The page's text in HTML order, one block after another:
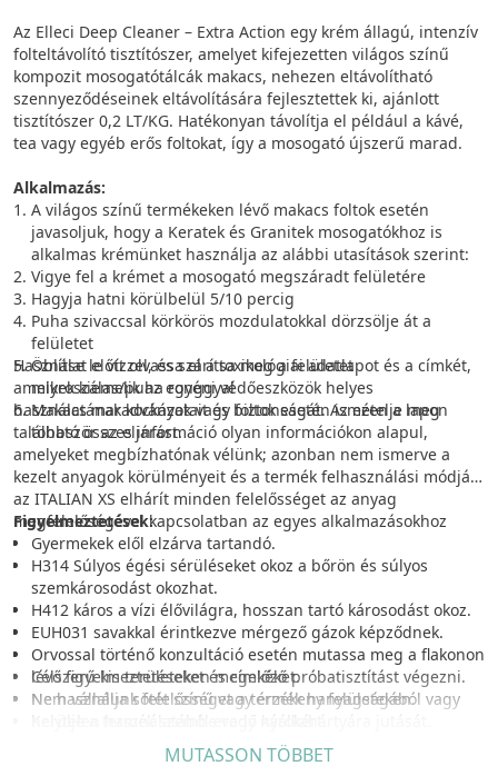
Az Elleci Deep Cleaner – Extra Action egy krém állagú, intenzív
folteltávolító tisztítószer, amelyet kifejezetten világos színű
kompozit mosogatótálcák makacs, nehezen eltávolítható
szennyeződéseinek eltávolítására fejlesztettek ki, ajánlott
tisztítószer 0,2 LT/KG. Hatékonyan távolítja el például a kávé,
tea vagy egyéb erős foltokat, így a mosogató újszerű marad.
Alkalmazás:
A világos színű termékeken lévő makacs foltok esetén
javasoljuk, hogy a Keratek és Granitek mosogatókhoz is
alkalmas krémünket használja az alábbi utasítások szerint:
Vigye fel a krémet a mosogató megszáradt felületére
Hagyja hatni körülbelül 5/10 percig
Puha szivaccsal körkörös mozdulatokkal dörzsölje át a
felületet
Öblítse le vízzel, és szárítsa meg a felületet
mikroszálas/puha ronggyal
Makacs maradványok vagy foltok esetén ismételje meg
többször az eljárást.
Használat előtt olvassa el a toxikológiai adatlapot és a címkét,
amelyek kiemelik az egyéni védőeszközök helyes
használatának kockázatait és biztonságát. Az ezen a lapon
található összes információ olyan információkon alapul,
amelyeket megbízhatónak vélünk; azonban nem ismerve a
kezelt anyagok körülményeit és a termék felhasználási módját,
az ITALIAN XS elhárít minden felelősséget az anyag
megfelelőségével kapcsolatban az egyes alkalmazásokhoz
Figyelmeztetések:
Gyermekek elől elzárva tartandó.
H314 Súlyos égési sérüléseket okoz a bőrön és súlyos
szemkárosodást okozhat.
H412 káros a vízi élővilágra, hosszan tartó károsodást okoz.
EUH031 savakkal érintkezve mérgező gázok képződnek.
Orvossal történő konzultáció esetén mutassa meg a flakonon
lévő figyelmeztetéseket és címkéket.
Ne használja sötét színű vagy érzékeny felületeken.
Mindig kövesse a csomagoláson feltüntetett használati és
Célszerű kis területeken megelőző próbatisztítást végezni.
Nem vállalunk felelősséget a termék hanyagságából vagy
MUTASSON TÖBBET